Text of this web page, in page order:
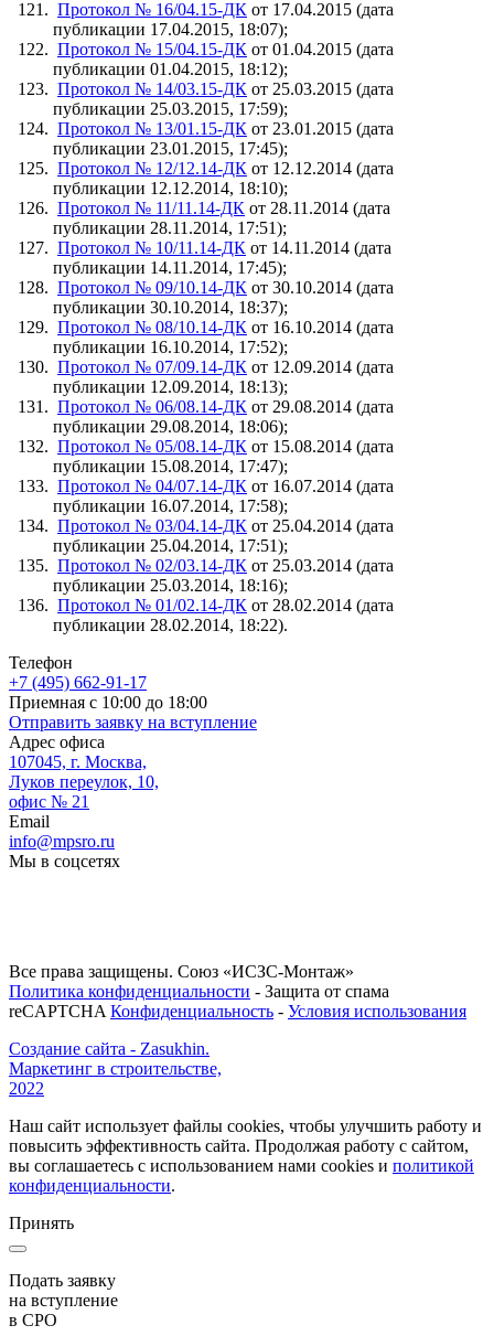
Протокол № 16/04.15-ДК от 17.04.2015 (дата
публикации 17.04.2015, 18:07);
Протокол № 15/04.15-ДК от 01.04.2015 (дата
публикации 01.04.2015, 18:12);
Протокол № 14/03.15-ДК от 25.03.2015 (дата
публикации 25.03.2015, 17:59);
Протокол № 13/01.15-ДК от 23.01.2015 (дата
публикации 23.01.2015, 17:45);
Протокол № 12/12.14-ДК от 12.12.2014 (дата
публикации 12.12.2014, 18:10);
Протокол № 11/11.14-ДК от 28.11.2014 (дата
публикации 28.11.2014, 17:51);
Протокол № 10/11.14-ДК от 14.11.2014 (дата
публикации 14.11.2014, 17:45);
Протокол № 09/10.14-ДК от 30.10.2014 (дата
публикации 30.10.2014, 18:37);
Протокол № 08/10.14-ДК от 16.10.2014 (дата
публикации 16.10.2014, 17:52);
Протокол № 07/09.14-ДК от 12.09.2014 (дата
публикации 12.09.2014, 18:13);
Протокол № 06/08.14-ДК от 29.08.2014 (дата
публикации 29.08.2014, 18:06);
Протокол № 05/08.14-ДК от 15.08.2014 (дата
публикации 15.08.2014, 17:47);
Протокол № 04/07.14-ДК от 16.07.2014 (дата
публикации 16.07.2014, 17:58);
Протокол № 03/04.14-ДК от 25.04.2014 (дата
публикации 25.04.2014, 17:51);
Протокол № 02/03.14-ДК от 25.03.2014 (дата
публикации 25.03.2014, 18:16);
Протокол № 01/02.14-ДК от 28.02.2014 (дата
публикации 28.02.2014, 18:22).
Телефон
+7 (495) 662-91-17
Приемная с 10:00 до 18:00
Отправить заявку на вступление
Адрес офиса
107045, г. Москва,
Луков переулок, 10,
офис № 21
Email
info@mpsro.ru
Мы в соцсетях
Все права защищены. Союз «ИСЗС-Монтаж»
Политика конфиденциальности - Защита от спама
reCAPTCHA Конфиденциальность - Условия использования
Создание сайта - Zasukhin.
Маркетинг в строительстве,
2022
Наш сайт использует файлы cookies, чтобы улучшить работу и
повысить эффективность сайта. Продолжая работу с сайтом,
вы соглашаетесь с использованием нами cookies и политикой
конфиденциальности.
Принять
Подать заявку
на вступление
в СРО